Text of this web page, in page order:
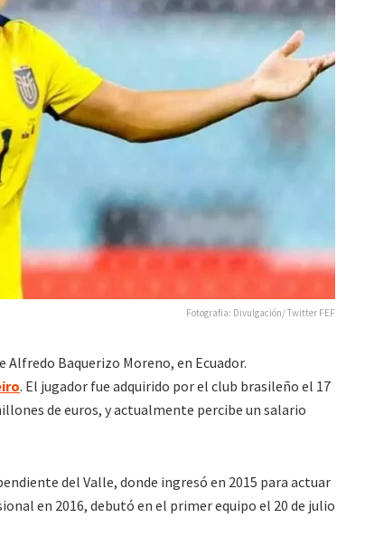
Fotografia: Divulgación/ Twitter FEF
Alfredo Baquerizo Moreno, en Ecuador.
. El jugador fue adquirido por el club brasileño el 17
de euros, y actualmente percibe un salario
del Valle, donde ingresó en 2015 para actuar
en 2016, debutó en el primer equipo el 20 de julio